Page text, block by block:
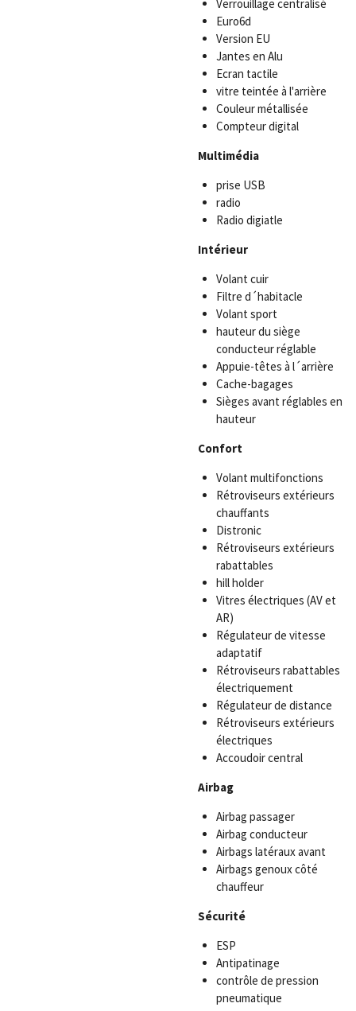
Verrouillage centralisé
Euro6d
Version EU
Jantes en Alu
Ecran tactile
vitre teintée à l'arrière
Couleur métallisée
Compteur digital
Multimédia
prise USB
radio
Radio digiatle
Intérieur
Volant cuir
Filtre d´habitacle
Volant sport
hauteur du siège
conducteur réglable
Appuie-têtes à l´arrière
Cache-bagages
Sièges avant réglables en
hauteur
Confort
Volant multifonctions
Rétroviseurs extérieurs
chauffants
Distronic
Rétroviseurs extérieurs
rabattables
hill holder
Vitres électriques (AV et
AR)
Régulateur de vitesse
adaptatif
Rétroviseurs rabattables
électriquement
Régulateur de distance
Rétroviseurs extérieurs
électriques
Accoudoir central
Airbag
Airbag passager
Airbag conducteur
Airbags latéraux avant
Airbags genoux côté
chauffeur
Sécurité
ESP
Antipatinage
contrôle de pression
pneumatique